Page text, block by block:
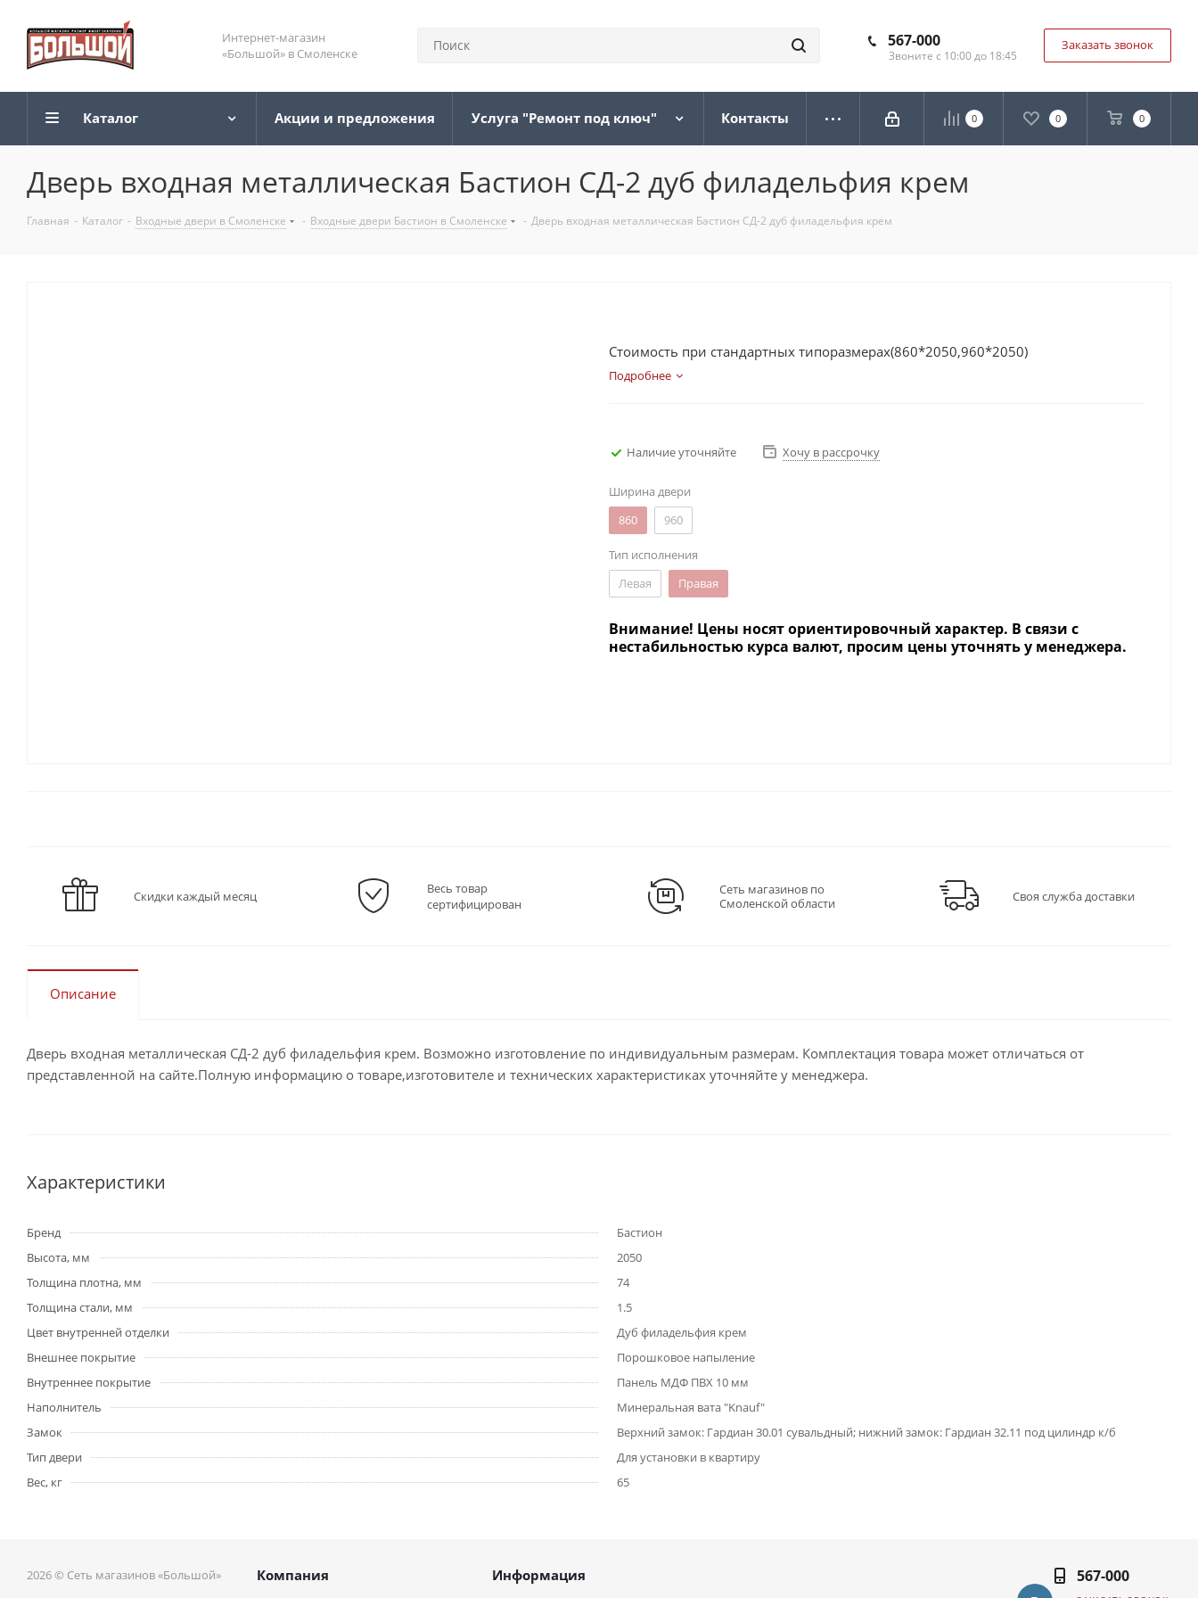
Интернет-магазин
«Большой» в Смоленске
567-000
Звоните с 10:00 до 18:45
Заказать звонок
0 0 0
Каталог Акции и предложения Услуга "Ремонт под ключ" Контакты
Дверь входная металлическая Бастион СД-2 дуб филадельфия крем
Главная - Каталог - Входные двери в Смоленске - Входные двери Бастион в Смоленске - Дверь входная металлическая Бастион СД-2 дуб филадельфия крем
Стоимость при стандартных типоразмерах(860*2050,960*2050)
Подробнее
Наличие уточняйте Хочу в рассрочку
Ширина двери
860
960
Тип исполнения
Левая
Правая
Внимание! Цены носят ориентировочный характер. В связи с
нестабильностью курса валют, просим цены уточнять у менеджера.
Скидки каждый месяц
Весь товар
сертифицирован
Сеть магазинов по
Смоленской области
Своя служба доставки
Описание
Дверь входная металлическая СД-2 дуб филадельфия крем. Возможно изготовление по индивидуальным размерам. Комплектация товара может отличаться от
представленной на сайте.Полную информацию о товаре,изготовителе и технических характеристиках уточняйте у менеджера.
Характеристики
Бренд
Бастион
Высота, мм
2050
Толщина плотна, мм
74
Толщина стали, мм
1.5
Цвет внутренней отделки
Дуб филадельфия крем
Внешнее покрытие
Порошковое напыление
Внутреннее покрытие
Панель МДФ ПВХ 10 мм
Наполнитель
Минеральная вата "Knauf"
Замок
Верхний замок: Гардиан 30.01 сувальдный; нижний замок: Гардиан 32.11 под цилиндр к/б
Тип двери
Для установки в квартиру
Вес, кг
65
2026 © Сеть магазинов «Большой» Компания Информация 567-000